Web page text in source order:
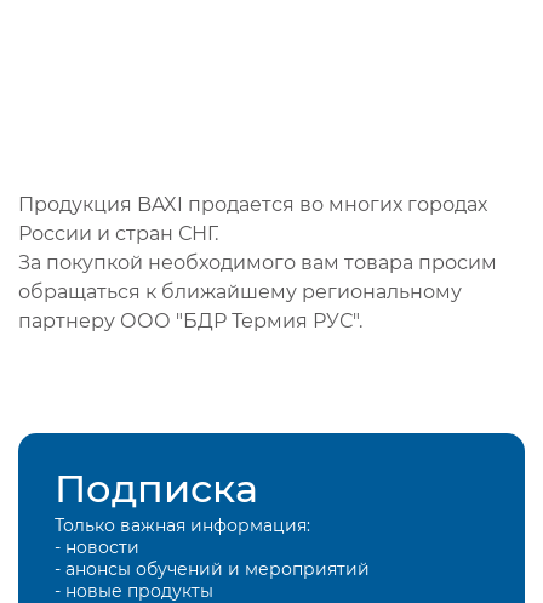
Продукция BAXI продается во многих городах
России и стран СНГ.
За покупкой необходимого вам товара просим
обращаться к ближайшему региональному
партнеру ООО "БДР Термия РУС".
Подписка
Только важная информация:
- новости
- анонсы обучений и мероприятий
- новые продукты